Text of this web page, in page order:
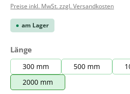
Preise inkl. MwSt. zzgl. Versandkosten
am Lager
Längeauswählen
300 mm 500 mm
2000 mm